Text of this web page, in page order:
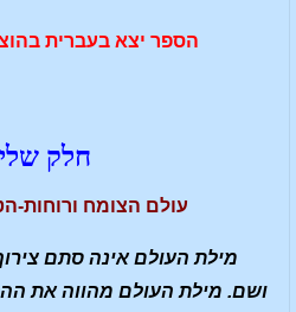
הספר יצא בעברית
חלק
עולם הצומח ורוחות-
מילת העולם אינה סתם
ושם. מילת העולם מהווה את